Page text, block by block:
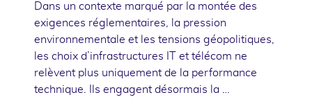
Dans un contexte marqué par la montée des
exigences réglementaires, la pression
environnementale et les tensions géopolitiques,
les choix d’infrastructures IT et télécom ne
relèvent plus uniquement de la performance
technique. Ils engagent désormais la …